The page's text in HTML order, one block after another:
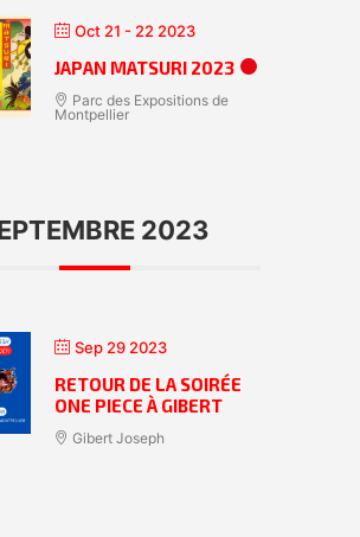
Oct 21 - 22 2023
JAPAN MATSURI 2023
Parc des Expositions de
Montpellier
2023
Sep 29 2023
RETOUR DE LA SOIRÉE
ONE PIECE À GIBERT
Gibert Joseph